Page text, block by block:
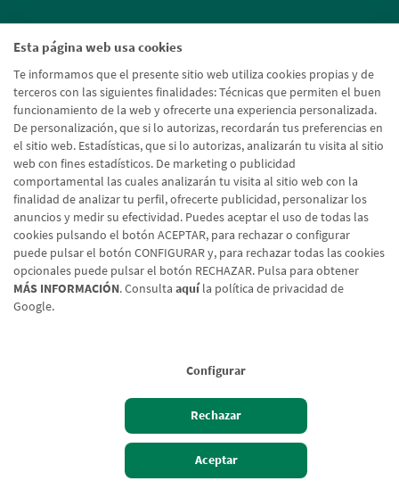
Esta página web usa cookies
Te informamos que el presente sitio web utiliza cookies propias y de
terceros con las siguientes finalidades: Técnicas que permiten el buen
funcionamiento de la web y ofrecerte una experiencia personalizada.
De personalización, que si lo autorizas, recordarán tus preferencias en
el sitio web. Estadísticas, que si lo autorizas, analizarán tu visita al sitio
web con fines estadísticos. De marketing o publicidad
comportamental las cuales analizarán tu visita al sitio web con la
finalidad de analizar tu perfil, ofrecerte publicidad, personalizar los
anuncios y medir su efectividad. Puedes aceptar el uso de todas las
cookies pulsando el botón ACEPTAR, para rechazar o configurar
puede pulsar el botón CONFIGURAR y, para rechazar todas las cookies
opcionales puede pulsar el botón RECHAZAR. Pulsa para obtener
MÁS INFORMACIÓN. Consulta aquíla política de privacidad de
Google.
Configurar
Rechazar
Aceptar
Hazte cliente Acceso cliente
Aviso legal